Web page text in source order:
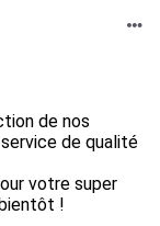
de nos
de qualité
votre super
!